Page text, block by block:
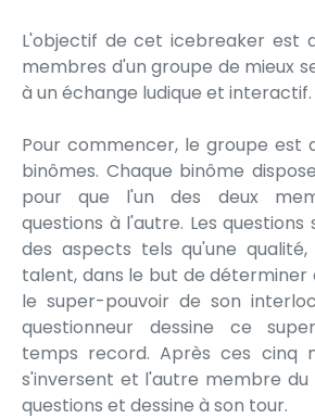
L'objectif de cet icebreaker est
membres d'un groupe de mieux
à un échange ludique et interactif.
Pour commencer, le groupe est
binômes. Chaque binôme
pour que l'un des deux
questions à l'autre. Les
des aspects tels qu'une
talent, dans le but de
le super-pouvoir de son
questionneur dessine ce
temps record. Après ces cinq
s'inversent et l'autre membre du
questions et dessine à son tour.